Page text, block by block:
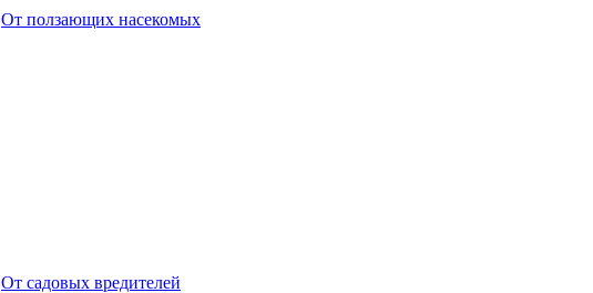
От ползающих насекомых
От садовых вредителей